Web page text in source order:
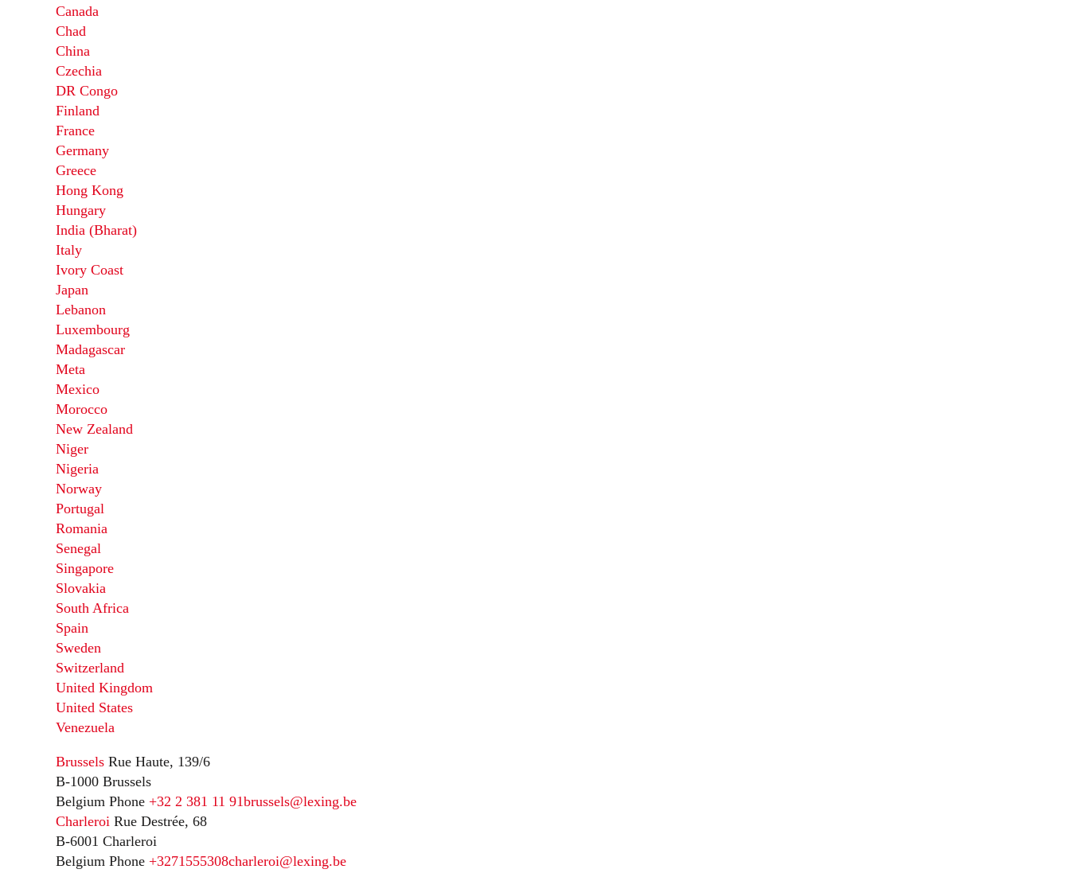
Canada
Chad
China
Czechia
DR Congo
Finland
France
Germany
Greece
Hong Kong
Hungary
India (Bharat)
Italy
Ivory Coast
Japan
Lebanon
Luxembourg
Madagascar
Meta
Mexico
Morocco
New Zealand
Niger
Nigeria
Norway
Portugal
Romania
Senegal
Singapore
Slovakia
South Africa
Spain
Sweden
Switzerland
United Kingdom
United States
Venezuela
Brussels Rue Haute, 139/6
B-1000 Brussels
Belgium Phone +32 2 381 11 91brussels@lexing.be
Charleroi Rue Destrée, 68
B-6001 Charleroi
Belgium Phone +3271555308charleroi@lexing.be